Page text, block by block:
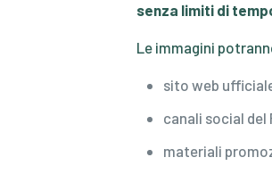
senza limiti di
Le immagini
sito web
canali social del
materiali